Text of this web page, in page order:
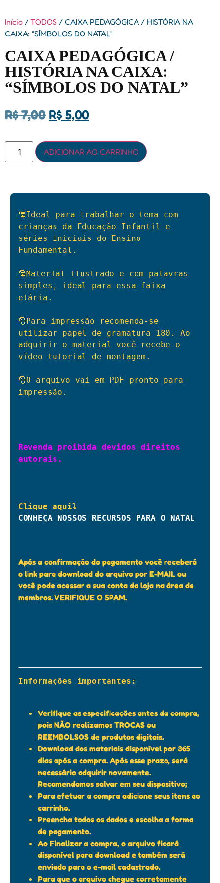
Início / TODOS / CAIXA PEDAGÓGICA / HISTÓRIA NA
CAIXA: “SÍMBOLOS DO NATAL”
CAIXA PEDAGÓGICA /
HISTÓRIA NA CAIXA:
“SÍMBOLOS DO NATAL”
R$7,00 R$ 5,00
ADICIONAR AO CARRINHO
🎅Ideal para trabalhar o tema com
crianças da Educação Infantil e
séries iniciais do Ensino
Fundamental.
🎅Material ilustrado e com palavras
simples, ideal para essa faixa
etária.
🎅Para impressão recomenda-se
utilizar papel de gramatura 180. Ao
adquirir o material você recebe o
vídeo tutorial de montagem.
🎅O arquivo vai em PDF pronto para
impressão.
Revenda proibida devidos direitos
autorais.
Clique aqui⤵
CONHEÇA NOSSOS RECURSOS PARA O NATAL
Após a confirmação do pagamento você receberá
o link para download do arquivo por E-MAIL ou
você pode acessar a sua conta da loja na área de
membros. VERIFIQUE O SPAM.
Informações importantes:
Verifique as especificações antes da compra,
pois NÃO realizamos TROCAS ou
REEMBOLSOS de produtos digitais.
Download dos materiais disponível por 365
dias após a compra. Após esse prazo, será
necessário adquirir novamente.
Recomendamos salvar em seu dispositivo;
Para efetuar a compra adicione seus itens ao
carrinho.
Preencha todos os dados e escolha a forma
de pagamento.
Ao Finalizar a compra, o arquivo ficará
disponível para download e também será
enviado para o e-mail cadastrado.
Para que o arquivo chegue corretamente